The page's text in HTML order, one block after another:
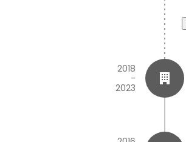
2018
-
2023